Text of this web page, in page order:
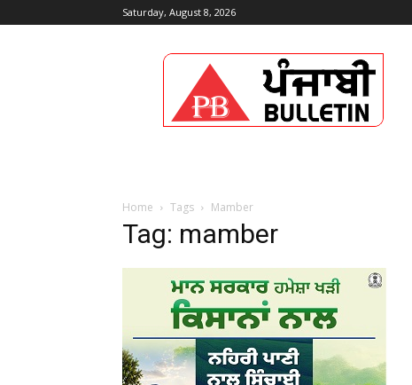
Saturday, August 8, 2026
Punjabi
Bulletin
Home Tags Mamber
Tag: mamber